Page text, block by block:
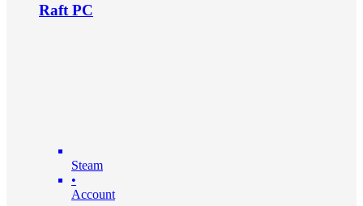
Raft PC
Steam
•
Account